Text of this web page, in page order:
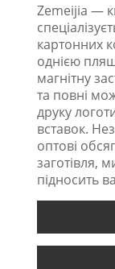
Zemeijia —
картонних
однією
магнітну
та повні
друку
вставок.
оптові
заготівля,
підносить